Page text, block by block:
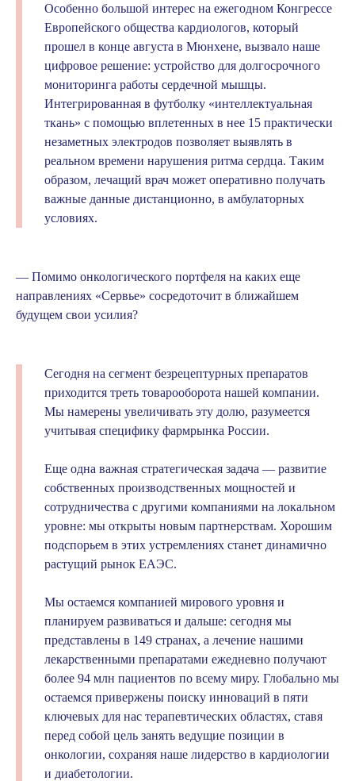
Особенно большой интерес на ежегодном Конгрессе
Европейского общества кардиологов, который
прошел в конце августа в Мюнхене, вызвало наше
цифровое решение: устройство для долгосрочного
мониторинга работы сердечной мышцы.
Интегрированная в футболку «интеллектуальная
ткань» с помощью вплетенных в нее 15 практически
незаметных электродов позволяет выявлять в
реальном времени нарушения ритма сердца. Таким
образом, лечащий врач может оперативно получать
важные данные дистанционно, в амбулаторных
условиях.
— Помимо онкологического портфеля на каких еще
направлениях «Сервье» сосредоточит в ближайшем
будущем свои усилия?
Сегодня на сегмент безрецептурных препаратов
приходится треть товарооборота нашей компании.
Мы намерены увеличивать эту долю, разумеется
учитывая специфику фармрынка России.
Еще одна важная стратегическая задача — развитие
собственных производственных мощностей и
сотрудничества с другими компаниями на локальном
уровне: мы открыты новым партнерствам. Хорошим
подспорьем в этих устремлениях станет динамично
растущий рынок ЕАЭС.
Мы остаемся компанией мирового уровня и
планируем развиваться и дальше: сегодня мы
представлены в 149 странах, а лечение нашими
лекарственными препаратами ежедневно получают
более 94 млн пациентов по всему миру. Глобально мы
остаемся привержены поиску инноваций в пяти
ключевых для нас терапевтических областях, ставя
перед собой цель занять ведущие позиции в
онкологии, сохраняя наше лидерство в кардиологии
и диабетологии.